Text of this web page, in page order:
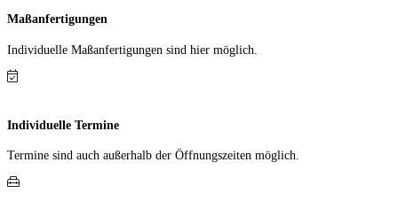
Maßanfertigungen
Individuelle Maß­anfer­tigungen sind hier möglich.
Individuelle Termine
Termine sind auch außerhalb der Öffnungs­zeiten möglich.